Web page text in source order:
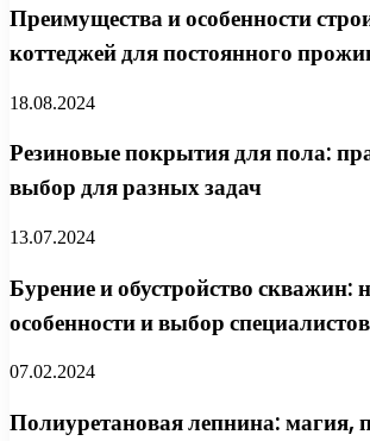
Преимущества и особенности
коттеджей для постоянного
18.08.2024
Резиновые покрытия для пола:
выбор для разных задач
13.07.2024
Бурение и обустройство скважин:
особенности и выбор специалистов
07.02.2024
Полиуретановая лепнина: